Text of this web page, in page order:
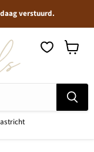
verstuurd.